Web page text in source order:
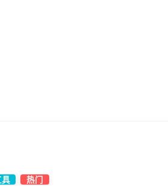
设置；
时在隐身模式下不能下载文件问题；
块以外的其他块文件的问题；
热门